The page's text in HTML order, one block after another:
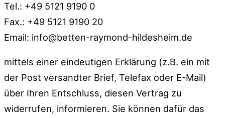
Tel.: +49 5121 9190 0
Fax.: +49 5121 9190 20
Email: info@betten-raymond-hildesheim.de
mittels einer eindeutigen Erklärung (z.B. ein mit
der Post versandter Brief, Telefax oder E-Mail)
über Ihren Entschluss, diesen Vertrag zu
widerrufen, informieren. Sie können dafür das